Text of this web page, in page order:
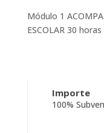
Módulo 1
ESCOLAR 30 horas
Importe
100%